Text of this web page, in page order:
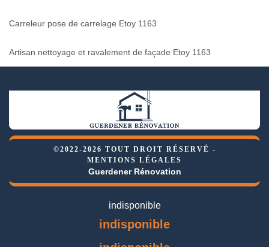
Carreleur pose de carrelage Etoy 1163
Artisan nettoyage et ravalement de façade Etoy 1163
©2022-2026 TOUT DROIT RÉSERVÉ -
MENTIONS LÉGALES
Guerdener Rénovation
indisponible
indisponible